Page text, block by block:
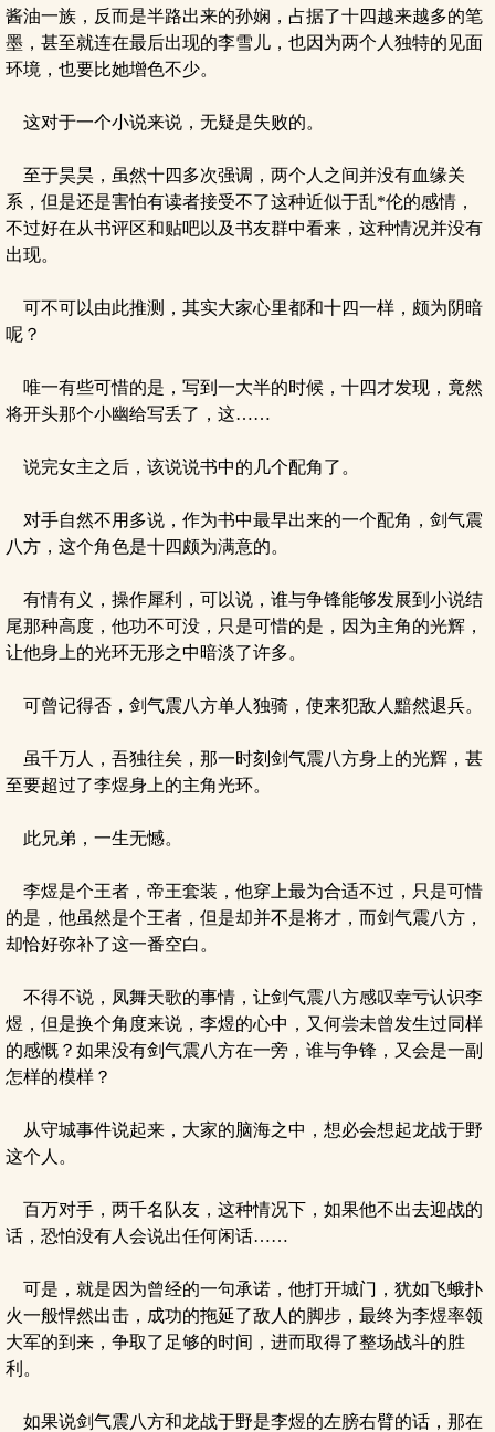
酱油一族，反而是半路出来的孙娴，占据了十四越来越多的笔
墨，甚至就连在最后出现的李雪儿，也因为两个人独特的见面
环境，也要比她增色不少。
这对于一个小说来说，无疑是失败的。
至于昊昊，虽然十四多次强调，两个人之间并没有血缘关
系，但是还是害怕有读者接受不了这种近似于乱*伦的感情，
不过好在从书评区和贴吧以及书友群中看来，这种情况并没有
出现。
可不可以由此推测，其实大家心里都和十四一样，颇为阴暗
呢？
唯一有些可惜的是，写到一大半的时候，十四才发现，竟然
将开头那个小幽给写丢了，这……
说完女主之后，该说说书中的几个配角了。
对手自然不用多说，作为书中最早出来的一个配角，剑气震
八方，这个角色是十四颇为满意的。
有情有义，操作犀利，可以说，谁与争锋能够发展到小说结
尾那种高度，他功不可没，只是可惜的是，因为主角的光辉，
让他身上的光环无形之中暗淡了许多。
可曾记得否，剑气震八方单人独骑，使来犯敌人黯然退兵。
虽千万人，吾独往矣，那一时刻剑气震八方身上的光辉，甚
至要超过了李煜身上的主角光环。
此兄弟，一生无憾。
李煜是个王者，帝王套装，他穿上最为合适不过，只是可惜
的是，他虽然是个王者，但是却并不是将才，而剑气震八方，
却恰好弥补了这一番空白。
不得不说，凤舞天歌的事情，让剑气震八方感叹幸亏认识李
煜，但是换个角度来说，李煜的心中，又何尝未曾发生过同样
的感慨？如果没有剑气震八方在一旁，谁与争锋，又会是一副
怎样的模样？
从守城事件说起来，大家的脑海之中，想必会想起龙战于野
这个人。
百万对手，两千名队友，这种情况下，如果他不出去迎战的
话，恐怕没有人会说出任何闲话……
可是，就是因为曾经的一句承诺，他打开城门，犹如飞蛾扑
火一般悍然出击，成功的拖延了敌人的脚步，最终为李煜率领
大军的到来，争取了足够的时间，进而取得了整场战斗的胜
利。
如果说剑气震八方和龙战于野是李煜的左膀右臂的话，那在